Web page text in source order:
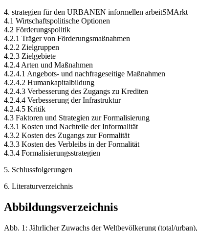
4. strategien für den URBANEN informellen arbeitSMArkt
4.1 Wirtschaftspolitische Optionen
4.2 Förderungspolitik
4.2.1 Träger von Förderungsmaßnahmen
4.2.2 Zielgruppen
4.2.3 Zielgebiete
4.2.4 Arten und Maßnahmen
4.2.4.1 Angebots- und nachfrageseitige Maßnahmen
4.2.4.2 Humankapitalbildung
4.2.4.3 Verbesserung des Zugangs zu Krediten
4.2.4.4 Verbesserung der Infrastruktur
4.2.4.5 Kritik
4.3 Faktoren und Strategien zur Formalisierung
4.3.1 Kosten und Nachteile der Informalität
4.3.2 Kosten des Zugangs zur Formalität
4.3.3 Kosten des Verbleibs in der Formalität
4.3.4 Formalisierungsstrategien
5. Schlussfolgerungen
6. Literaturverzeichnis
Abbildungsverzeichnis
Abb. 1: Jährlicher Zuwachs der Weltbevölkerung (total/urban),